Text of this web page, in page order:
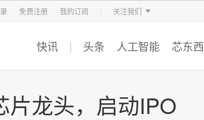
免费注册 我的订阅 关注我们
车东西 芯东西 智猩猩
快讯 头条 人工智能 芯东西
片龙头，启动IPO